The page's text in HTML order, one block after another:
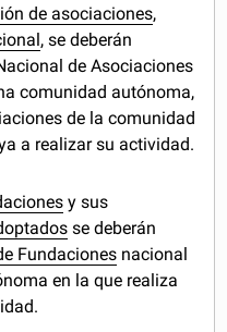
de asociaciones,
, se deberán
de Asociaciones
comunidad autónoma,
de la comunidad
a realizar su actividad.
y sus
se deberán
Fundaciones nacional
en la que realiza